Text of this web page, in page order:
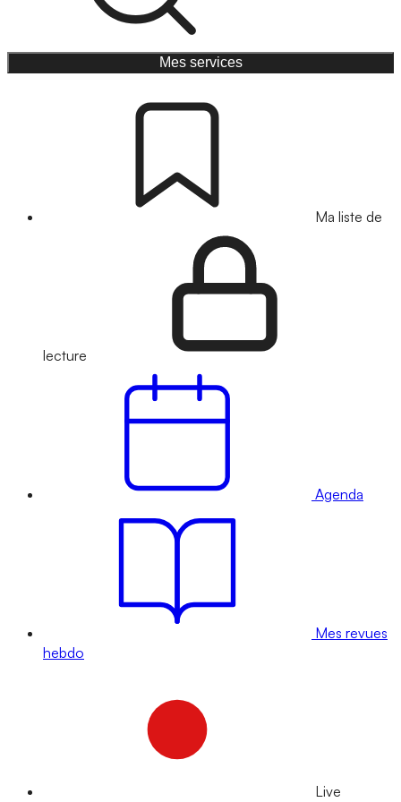
Mes services
Ma liste de
lecture
Agenda
Mes revues
hebdo
Live